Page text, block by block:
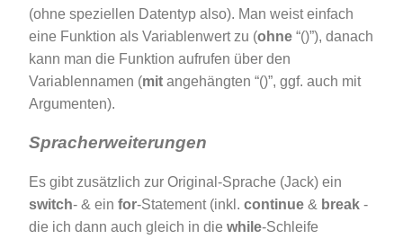
(ohne speziellen Datentyp also). Man weist einfach
eine Funktion als Variablenwert zu (ohne “()”), danach
kann man die Funktion aufrufen über den
Variablennamen (mit angehängten “()”, ggf. auch mit
Argumenten).
Spracherweiterungen
Es gibt zusätzlich zur Original-Sprache (Jack) ein
switch- & ein for-Statement (inkl. continue & break -
die ich dann auch gleich in die while-Schleife